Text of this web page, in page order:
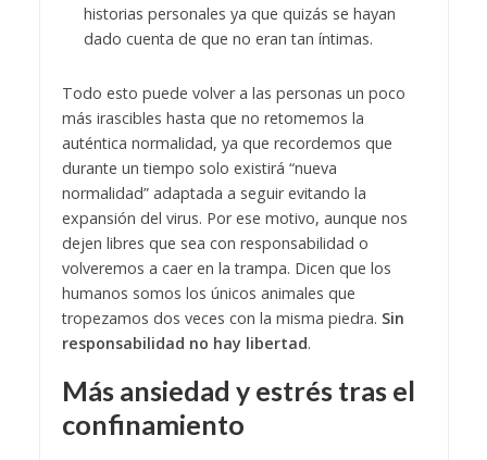
historias personales ya que quizás se hayan
dado cuenta de que no eran tan íntimas.
Todo esto puede volver a las personas un poco
más irascibles hasta que no retomemos la
auténtica normalidad, ya que recordemos que
durante un tiempo solo existirá “nueva
normalidad” adaptada a seguir evitando la
expansión del virus. Por ese motivo, aunque nos
dejen libres que sea con responsabilidad o
volveremos a caer en la trampa. Dicen que los
humanos somos los únicos animales que
tropezamos dos veces con la misma piedra. Sin
responsabilidad no hay libertad.
Más ansiedad y estrés tras el
confinamiento